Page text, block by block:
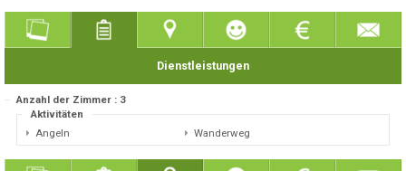
Dienstleistungen
Anzahl der Zimmer : 3
Aktivitäten
Angeln
Wanderweg